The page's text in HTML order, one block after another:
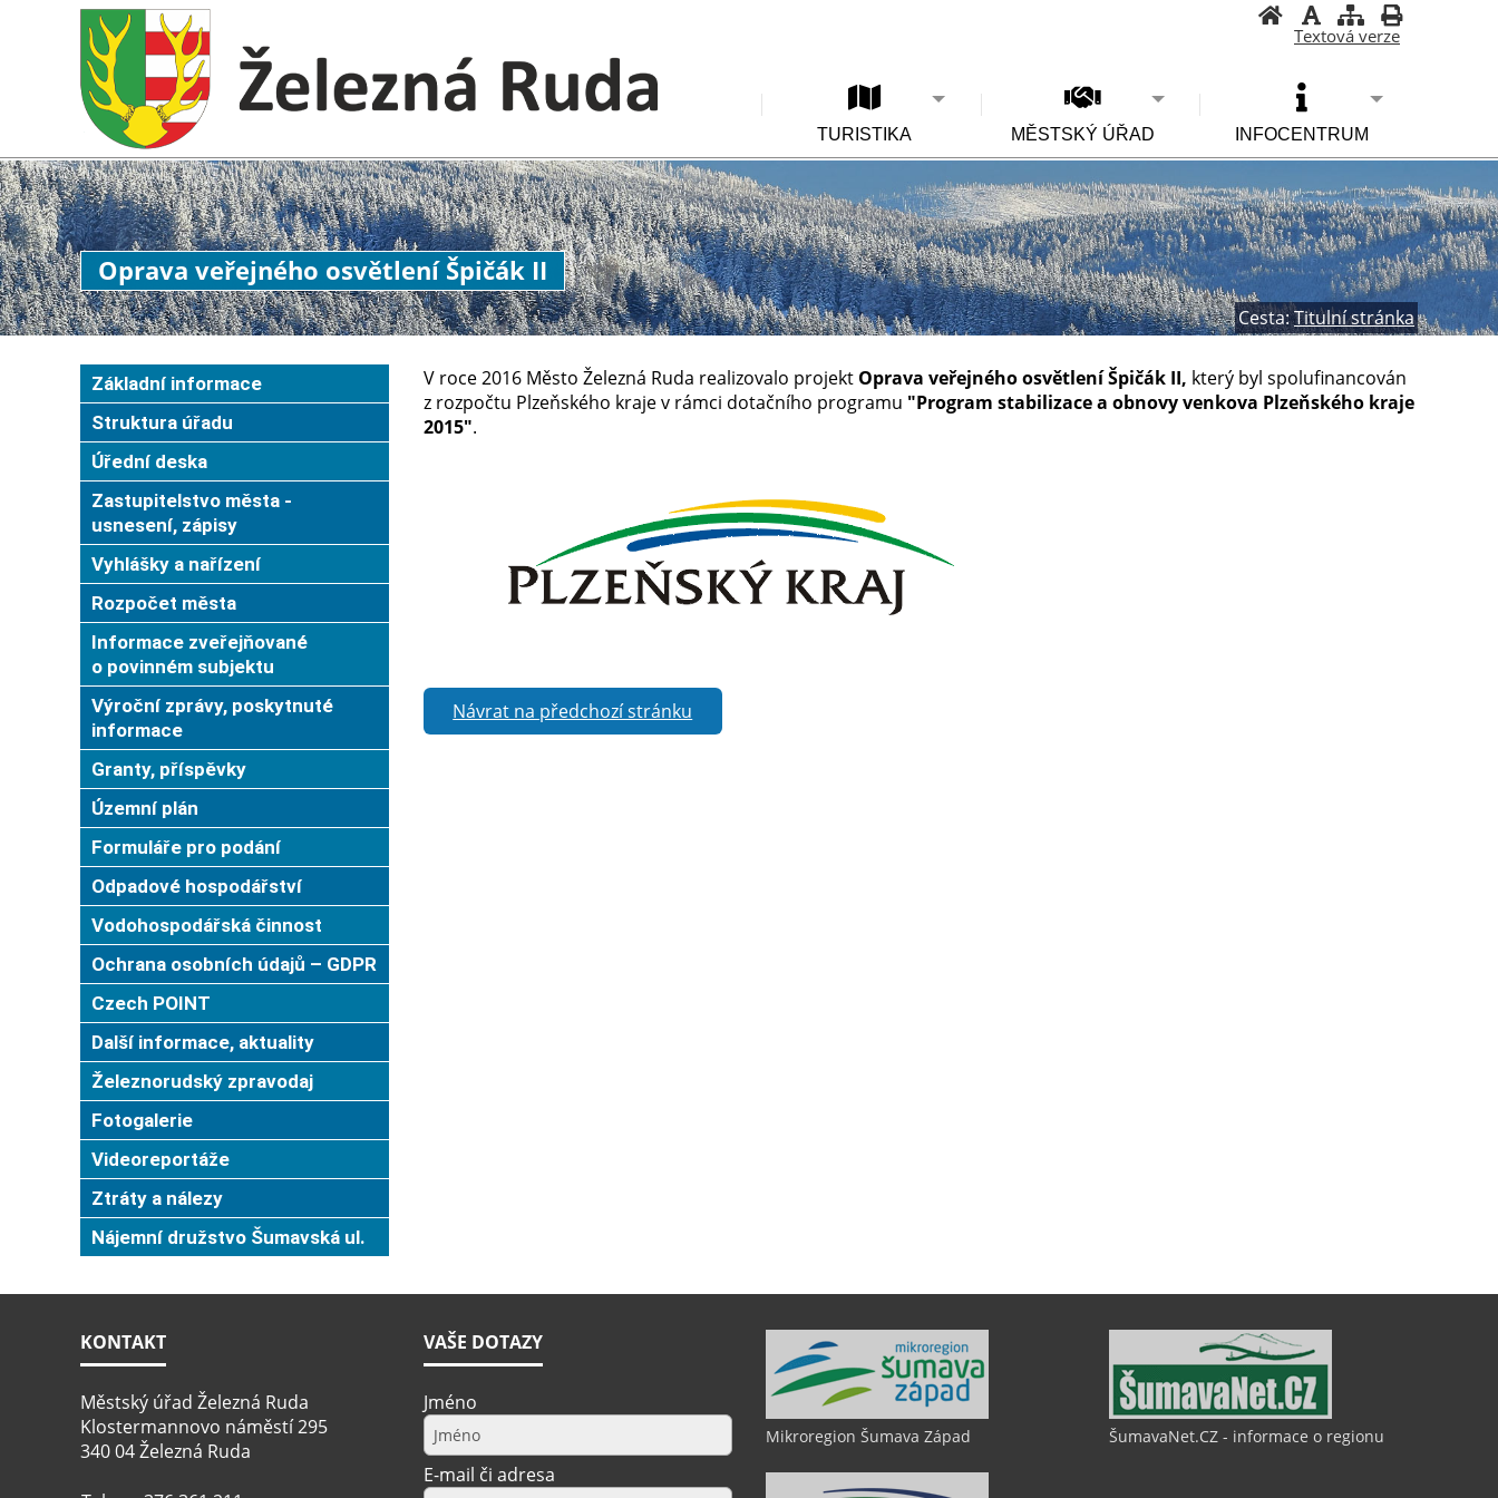
Textová verze
TURISTIKA MĚSTSKÝ ÚŘAD INFOCENTRUM
Oprava veřejného osvětlení Špičák II
Cesta:Titulní stránka
Základní informace
Struktura úřadu
Úřední deska
Zastupitelstvo města -
usnesení, zápisy
Vyhlášky a nařízení
Rozpočet města
Informace zveřejňované
o povinném subjektu
Výroční zprávy, poskytnuté
informace
Granty, příspěvky
Územní plán
Formuláře pro podání
Odpadové hospodářství
Vodohospodářská činnost
Ochrana osobních údajů – GDPR
Czech POINT
Další informace, aktuality
Železnorudský zpravodaj
Fotogalerie
Videoreportáže
Ztráty a nálezy
Nájemní družstvo Šumavská ul.
V roce 2016 Město Železná Ruda realizovalo projekt Oprava veřejného osvětlení Špičák II, který byl spolufinancován
z rozpočtu Plzeňského kraje v rámci dotačního programu "Program stabilizace a obnovy venkova Plzeňského kraje
2015".
Návrat na předchozí stránku
KONTAKT
Městský úřad Železná Ruda
Klostermannovo náměstí 295
340 04 Železná Ruda
VAŠE DOTAZY
Jméno
E-mail či adresa
Mikroregion Šumava Západ ŠumavaNet.CZ - informace o regionu